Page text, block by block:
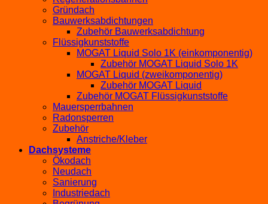
Gründach
Bauwerksabdichtungen
Zubehör Bauwerksabdichtung
Flüssigkunststoffe
MOGAT Liquid Solo 1K (einkomponentig)
Zubehör MOGAT Liquid Solo 1K
MOGAT Liquid (zweikomponentig)
Zubehör MOGAT Liquid
Zubehör MOGAT Flüssigkunststoffe
Mauersperrbahnen
Radonsperren
Zubehör
Anstriche/Kleber
Dachsysteme
Ökodach
Neudach
Sanierung
Industriedach